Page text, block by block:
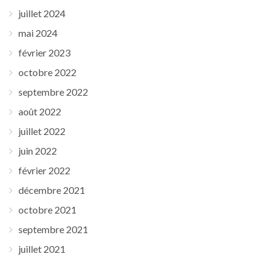
juillet 2024
mai 2024
février 2023
octobre 2022
septembre 2022
août 2022
juillet 2022
juin 2022
février 2022
décembre 2021
octobre 2021
septembre 2021
juillet 2021